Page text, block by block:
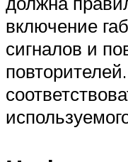
включение
сигналов и